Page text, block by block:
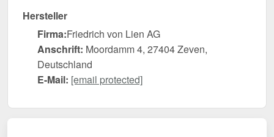
Hersteller
Firma:Friedrich von Lien AG
Anschrift: Moordamm 4, 27404 Zeven,
Deutschland
E-Mail: [email protected]